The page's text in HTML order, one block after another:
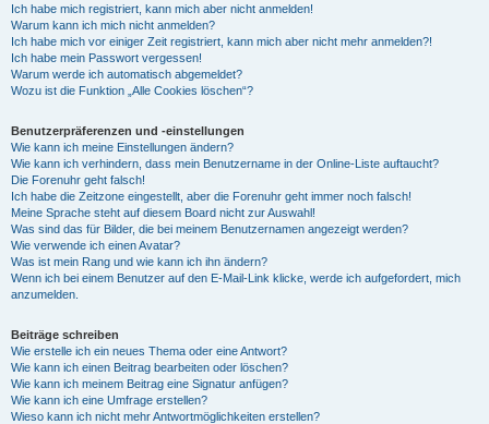
Ich habe mich registriert, kann mich aber nicht anmelden!
Warum kann ich mich nicht anmelden?
Ich habe mich vor einiger Zeit registriert, kann mich aber nicht mehr anmelden?!
Ich habe mein Passwort vergessen!
Warum werde ich automatisch abgemeldet?
Wozu ist die Funktion „Alle Cookies löschen“?
Benutzerpräferenzen und -einstellungen
Wie kann ich meine Einstellungen ändern?
Wie kann ich verhindern, dass mein Benutzername in der Online-Liste auftaucht?
Die Forenuhr geht falsch!
Ich habe die Zeitzone eingestellt, aber die Forenuhr geht immer noch falsch!
Meine Sprache steht auf diesem Board nicht zur Auswahl!
Was sind das für Bilder, die bei meinem Benutzernamen angezeigt werden?
Wie verwende ich einen Avatar?
Was ist mein Rang und wie kann ich ihn ändern?
Wenn ich bei einem Benutzer auf den E-Mail-Link klicke, werde ich aufgefordert, mich
anzumelden.
Beiträge schreiben
Wie erstelle ich ein neues Thema oder eine Antwort?
Wie kann ich einen Beitrag bearbeiten oder löschen?
Wie kann ich meinem Beitrag eine Signatur anfügen?
Wie kann ich eine Umfrage erstellen?
Wieso kann ich nicht mehr Antwortmöglichkeiten erstellen?